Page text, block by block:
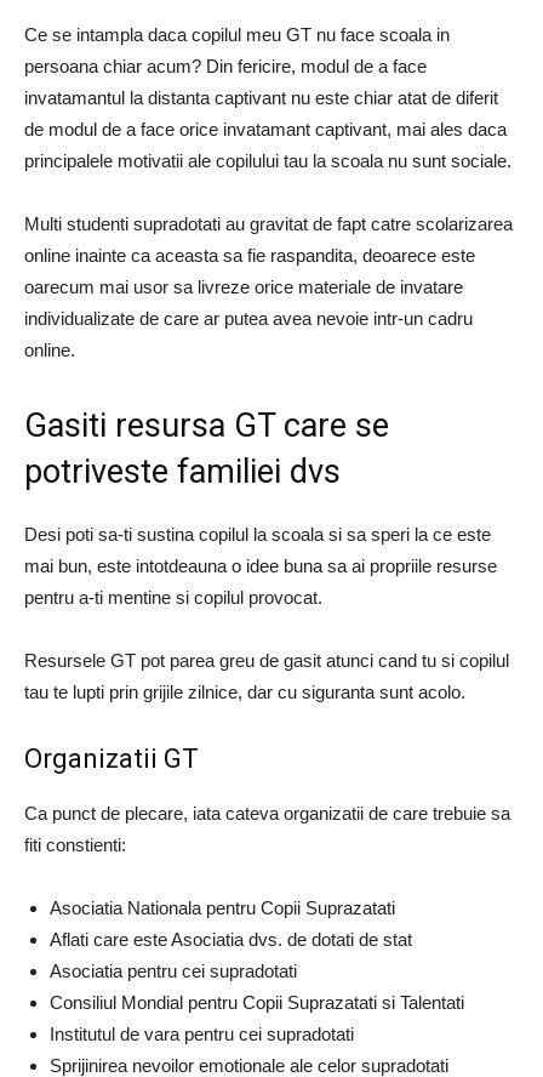
Ce se intampla daca copilul meu GT nu face scoala in
persoana chiar acum? Din fericire, modul de a face
invatamantul la distanta captivant nu este chiar atat de diferit
de modul de a face orice invatamant captivant, mai ales daca
principalele motivatii ale copilului tau la scoala nu sunt sociale.
Multi studenti supradotati au gravitat de fapt catre scolarizarea
online inainte ca aceasta sa fie raspandita, deoarece este
oarecum mai usor sa livreze orice materiale de invatare
individualizate de care ar putea avea nevoie intr-un cadru
online.
Gasiti resursa GT care se
potriveste familiei dvs
Desi poti sa-ti sustina copilul la scoala si sa speri la ce este
mai bun, este intotdeauna o idee buna sa ai propriile resurse
pentru a-ti mentine si copilul provocat.
Resursele GT pot parea greu de gasit atunci cand tu si copilul
tau te lupti prin grijile zilnice, dar cu siguranta sunt acolo.
Organizatii GT
Ca punct de plecare, iata cateva organizatii de care trebuie sa
fiti constienti:
Asociatia Nationala pentru Copii Suprazatati
Aflati care este Asociatia dvs. de dotati de stat
Asociatia pentru cei supradotati
Consiliul Mondial pentru Copii Suprazatati si Talentati
Institutul de vara pentru cei supradotati
Sprijinirea nevoilor emotionale ale celor supradotati